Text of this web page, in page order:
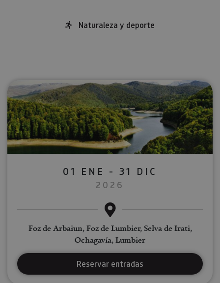
Naturaleza y deporte
01 ENE - 31 DIC
2026
Foz de Arbaiun, Foz de Lumbier, Selva de Irati,
Ochagavía, Lumbier
Reservar entradas